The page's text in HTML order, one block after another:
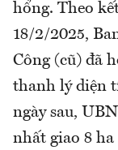
hổng. Theo
18/2/2025,
Công (cũ) đã
thanh lý diện
ngày sau,
nhất giao 8